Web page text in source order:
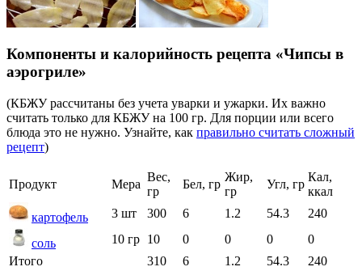
Компоненты и калорийность рецепта «Чипсы в
аэрогриле»
(КБЖУ рассчитаны без учета уварки и ужарки. Их важно
считать только для КБЖУ на 100 гр. Для порции или всего
блюда это не нужно. Узнайте, как правильно считать сложный
рецепт)
Продукт Мера
Вес,
гр
Бел, гр
Жир,
гр
Угл, гр
Кал,
ккал
картофель
3 шт 300 6 1.2 54.3 240
соль 10 гр 10 0 0 0
0
Итого
310 6 1.2 54.3
240